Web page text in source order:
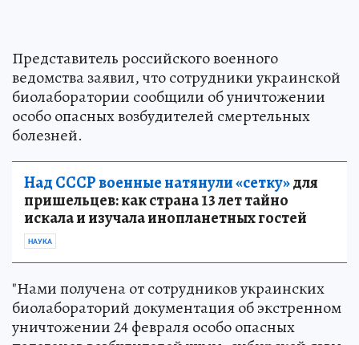
Представитель российского военного
ведомства заявил, что сотрудники украинской
биолаборатории сообщили об уничтожении
особо опасных возбудителей смертельных
болезней.
Над СССР военные натянули «сетку»для
пришельцев: как страна 13 лет тайно
искала и изучала инопланетных гостей
НАУКА
"Нами получена от сотрудников украинских
биолабораторий документация об экстренном
уничтожении 24 февраля особо опасных